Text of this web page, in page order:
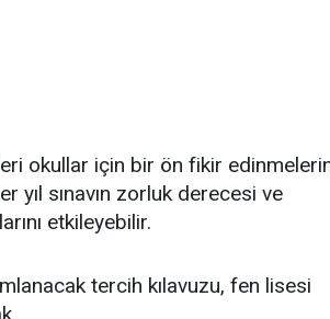
okullar için bir ön fikir
yıl sınavın zorluk derecesi ve
etkileyebilir.
tercih kılavuzu, fen lisesi